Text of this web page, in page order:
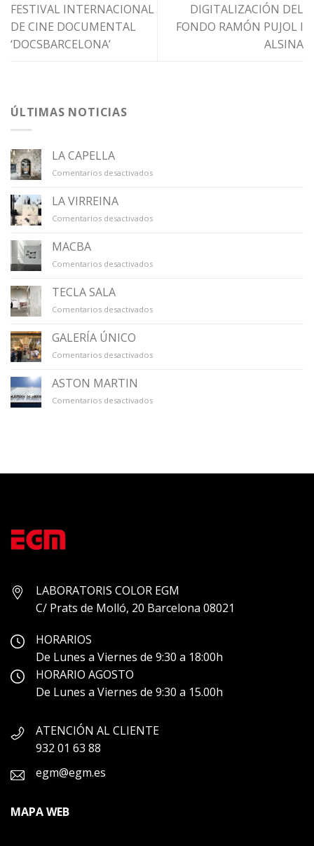
FESTIVAL INTERNACIONAL
DE CINE DOCUMENTAL
‘DOCSBARCELONA’
DIGITALIZACIÓN DEL
FONDO RAMÓN PUJOL I
ALSINA
ÚLTIMAS NOTICIAS
LA CAPELLA
Comentarios desactivadosen
LA VIRREINA
Comentarios desactivadosen
MACBA
Comentarios desactivadosen
TECLA SALA
Comentarios desactivadosen
GALERÍA ÚNICO
Comentarios desactivadosen
ASTON MARTIN
Comentarios desactivadosen
LABORATORIS COLOR EGM
C/ Prats de Molló, 20 Barcelona 08021
HORARIOS
De Lunes a Viernes de 9:30 a 18:00h
HORARIO AGOSTO
De Lunes a Viernes de 9:30 a 15.00h
ATENCIÓN AL CLIENTE
932 01 63 88
egm@egm.es
MAPA WEB